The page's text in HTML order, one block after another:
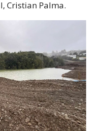
Cristian Palma.